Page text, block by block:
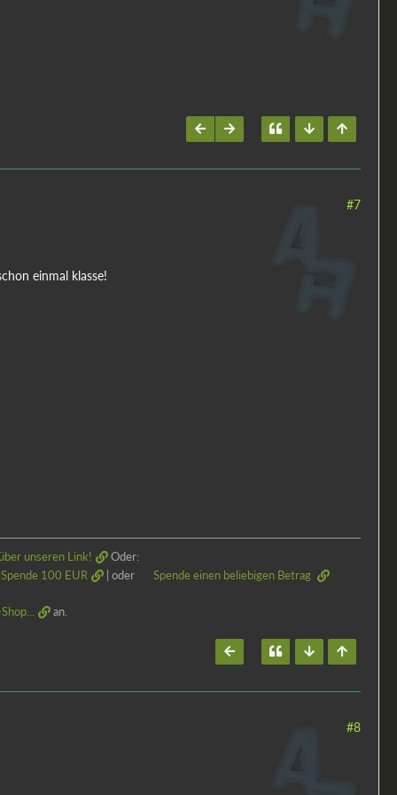
#7
einmal klasse!
unseren Link!
Oder:
Spende 100 EUR
| oder Spende einen beliebigen Betrag
an.
#8